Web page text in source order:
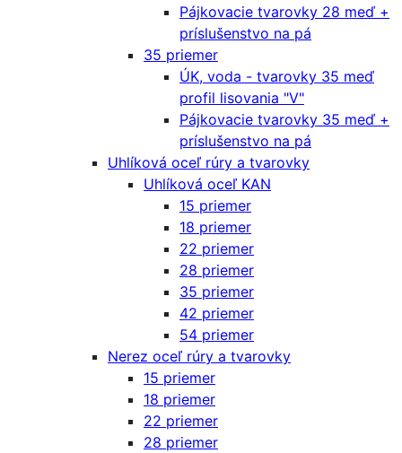
Pájkovacie tvarovky 28 meď +
príslušenstvo na pá
35 priemer
ÚK, voda - tvarovky 35 meď
profil lisovania "V"
Pájkovacie tvarovky 35 meď +
príslušenstvo na pá
Uhlíková oceľ rúry a tvarovky
Uhlíková oceľ KAN
15 priemer
18 priemer
22 priemer
28 priemer
35 priemer
42 priemer
54 priemer
Nerez oceľ rúry a tvarovky
15 priemer
18 priemer
22 priemer
28 priemer